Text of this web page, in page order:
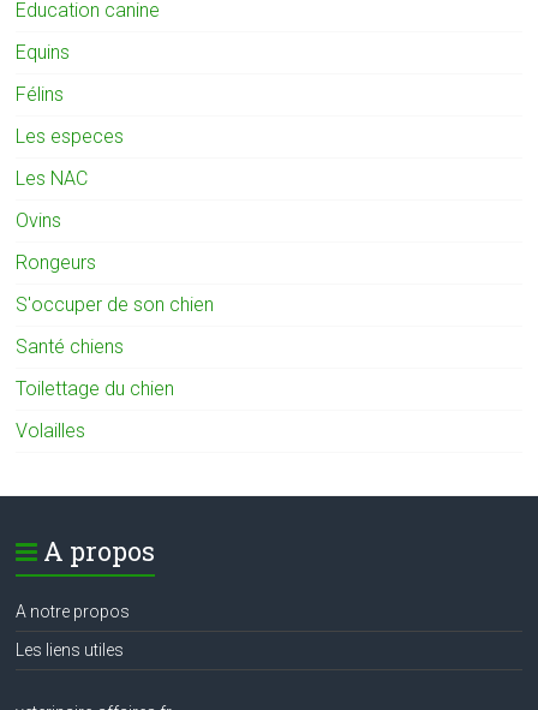
Education canine
Equins
Félins
Les especes
Les NAC
Ovins
Rongeurs
S'occuper de son chien
Santé chiens
Toilettage du chien
Volailles
A propos
A notre propos
Les liens utiles